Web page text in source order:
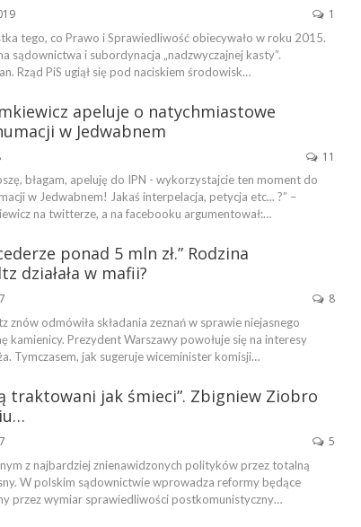
1
tego, co Prawo i Sprawiedliwość obiecywało w roku 2015.
sądownictwa i subordynacja „nadzwyczajnej kasty”.
Rząd PiS ugiął się pod naciskiem środowisk…
apeluje o natychmiastowe
w Jedwabnem
11
błagam, apeluję do IPN - wykorzystajcie ten moment do
w Jedwabnem! Jakaś interpelacja, petycja etc... ?” –
na twitterze, a na facebooku argumentował:…
ponad 5 mln zł.” Rodzina
działała w mafii?
8
znów odmówiła składania zeznań w sprawie niejasnego
kamienicy. Prezydent Warszawy powołuje się na interesy
Tymczasem, jak sugeruje wiceminister komisji…
traktowani jak śmieci”. Zbigniew Ziobro
5
z najbardziej znienawidzonych polityków przez totalną
W polskim sądownictwie wprowadza reformy będące
przez wymiar sprawiedliwości postkomunistyczny…